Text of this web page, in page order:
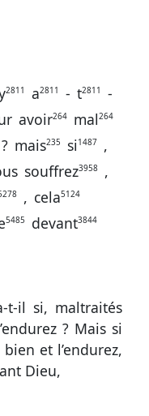
2811 a2811 - t2811
-
avoir264 mal264
? mais235 si 1487
,
souffrez3958
,
, cela5124
5485 devant3844
t-il si, maltraités
? Mais si
et l’endurez,
Dieu,